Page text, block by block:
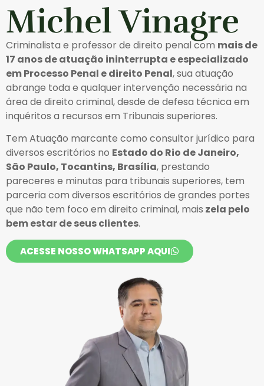
Michel Vinagre
Criminalista e professor de direito penal com mais de
17 anos de atuação ininterrupta e especializado
em Processo Penal e direito Penal, sua atuação
abrange toda e qualquer intervenção necessária na
área de direito criminal, desde de defesa técnica em
inquéritos a recursos em Tribunais superiores.
Tem Atuação marcante como consultor jurídico para
diversos escritórios no Estado do Rio de Janeiro,
São Paulo, Tocantins, Brasília, prestando
pareceres e minutas para tribunais superiores, tem
parceria com diversos escritórios de grandes portes
que não tem foco em direito criminal, mais zela pelo
bem estar de seus clientes.
ACESSE NOSSO WHATSAPP AQUI